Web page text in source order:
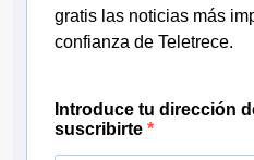
gratis las noticias más
confianza de Teletrece.
Introduce tu dirección
suscribirte